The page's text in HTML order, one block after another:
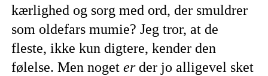
kærlighed og sorg med ord, der smuldrer
som oldefars mumie? Jeg tror, at de
fleste, ikke kun digtere, kender den
følelse. Men nogeterder jo alligevel sket